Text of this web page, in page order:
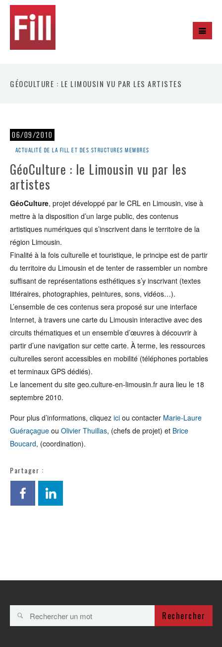
GÉOCULTURE : LE LIMOUSIN VU PAR LES ARTISTES
06/09/2010
Actualité de la Fill et des structures membres
GéoCulture : le Limousin vu par les
artistes
GéoCulture, projet développé par le CRL en Limousin, vise à
mettre à la disposition d’un large public, des contenus
artistiques numériques qui s’inscrivent dans le territoire de la
région Limousin.
Finalité à la fois culturelle et touristique, le principe est de partir
du territoire du Limousin et de tenter de rassembler un nombre
suffisant de représentations esthétiques s’y inscrivant (textes
littéraires, photographies, peintures, sons, vidéos…).
L’ensemble de ces contenus sera proposé sur une interface
Internet, à travers une carte du Limousin interactive avec des
circuits thématiques et un ensemble d’œuvres à découvrir à
partir d’une navigation sur cette carte. À terme, les ressources
culturelles seront accessibles en mobilité (téléphones portables
et terminaux GPS dédiés).
Le lancement du site geo.culture-en-limousin.fr aura lieu le 18
septembre 2010.
Pour plus d’informations, cliquez ici ou contacter Marie-Laure
Guéraçague ou Olivier Thuillas, (chefs de projet) et Brice
Boucard, (coordination).
Partager :
Rechercher